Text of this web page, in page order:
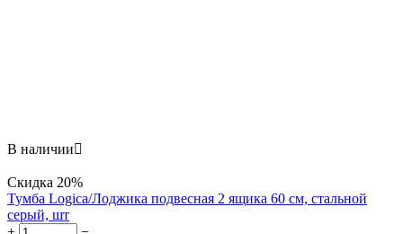
В наличии
Скидка 20%
Тумба Logica/Лоджика подвесная 2 ящика 60 см, стальной
серый, шт